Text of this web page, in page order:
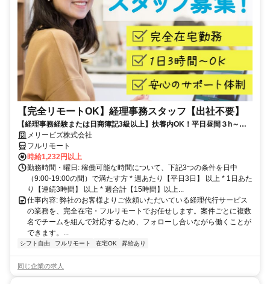
【完全リモートOK】経理事務スタッフ【出社不要】
【経理事務経験または日商簿記3級以上】扶養内OK！平日昼間３h～。
完全在宅で育児・介護中の方も大歓迎♪
メリービズ株式会社
フルリモート
時給1,232円以上
勤務時間・曜日: 稼働可能な時間について、下記3つの条件を日中
（9:00-19:00の間）で満たす方 * 週あたり【平日3日】 以上 * 1日あた
り【連続3時間】 以上 * 週合計【15時間】以上...
仕事内容: 弊社のお客様よりご依頼いただいている経理代行サービス
の業務を、完全在宅・フルリモートでお任せします。案件ごとに複数
名でチームを組んで対応するため、フォローし合いながら働くことが
できます。...
シフト自由 フルリモート 在宅OK 昇給あり
同じ企業の求人